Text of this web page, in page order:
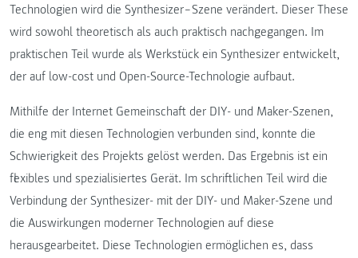
Technologien wird die Synthesizer‒Szene verändert. Dieser These
wird sowohl theoretisch als auch praktisch nachgegangen. Im
praktischen Teil wurde als Werkstück ein Synthesizer entwickelt,
der auf low-cost und Open-Source-Technologie aufbaut.
Mithilfe der Internet Gemeinschaft der DIY- und Maker-Szenen,
die eng mit diesen Technologien verbunden sind, konnte die
Schwierigkeit des Projekts gelöst werden. Das Ergebnis ist ein
flexibles und spezialisiertes Gerät. Im schriftlichen Teil wird die
Verbindung der Synthesizer- mit der DIY- und Maker-Szene und
die Auswirkungen moderner Technologien auf diese
herausgearbeitet. Diese Technologien ermöglichen es, dass